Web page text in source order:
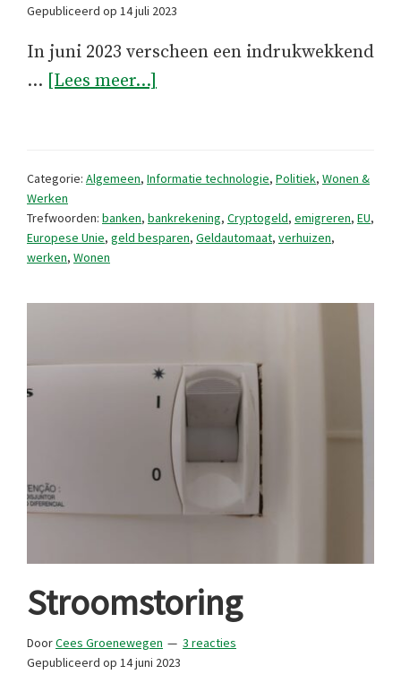
Gepubliceerd op 14 juli 2023
In juni 2023 verscheen een indrukwekkend
… [Lees meer...]
het
buitenland
Categorie: Algemeen, Informatie technologie, Politiek, Wonen &
Werken
Trefwoorden: banken, bankrekening, Cryptogeld, emigreren, EU,
Europese Unie, geld besparen, Geldautomaat, verhuizen,
werken, Wonen
Stroomstoring
DoorCees Groenewegen
3 reacties
Gepubliceerd op 14 juni 2023